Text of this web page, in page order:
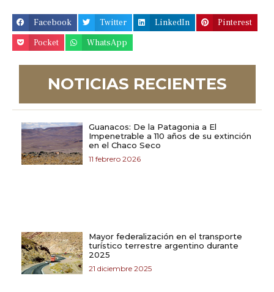
Facebook Twitter LinkedIn
Pinterest
Pocket
WhatsApp
NOTICIAS RECIENTES
Guanacos: De la Patagonia a El
Impenetrable a 110 años de su extinción
en el Chaco Seco
11 febrero 2026
Mayor federalización en el transporte
turístico terrestre argentino durante
2025
21 diciembre 2025